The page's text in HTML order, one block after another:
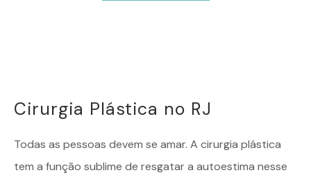
Cirurgia Plástica no RJ
Todas as pessoas devem se amar. A cirurgia plástica
tem a função sublime de resgatar a autoestima nesse